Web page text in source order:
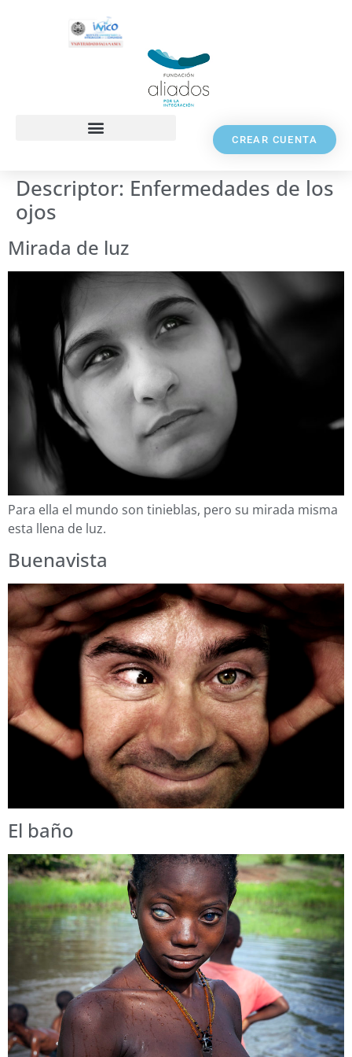
CREAR CUENTA
Descriptor: Enfermedades de los
ojos
Mirada de luz
Para ella el mundo son tinieblas, pero su mirada misma
esta llena de luz.
Buenavista
El baño